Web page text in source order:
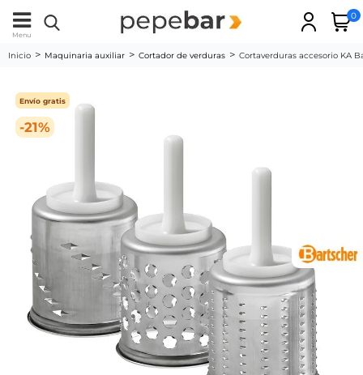
Menu
0
Inicio Maquinaria auxiliar Cortador de verduras Cortaverduras accesorio KA
-21%
Envío gratis